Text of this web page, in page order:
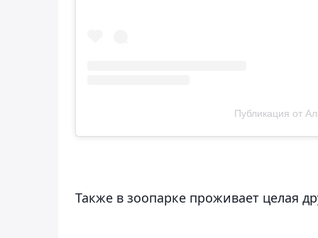
Публикация от
Также в зоопарке проживает целая